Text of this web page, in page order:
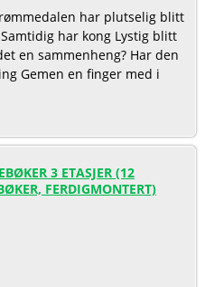
har plutselig blitt
har kong Lystig blitt
en sammenheng? Har den
Gemen en finger med i
3 ETASJER (12
FERDIGMONTERT)